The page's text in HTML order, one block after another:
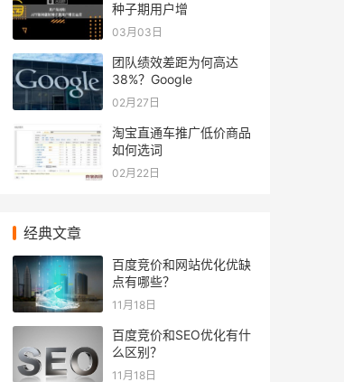
种子期用户增
03月03日
团队绩效差距为何高达
38%？Google
02月27日
淘宝直通车推广低价商品
如何选词
02月22日
经典文章
百度竞价和网站优化优缺
点有哪些？
11月18日
百度竞价和SEO优化有什
么区别？
11月18日